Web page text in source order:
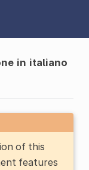
in italiano
of this
features